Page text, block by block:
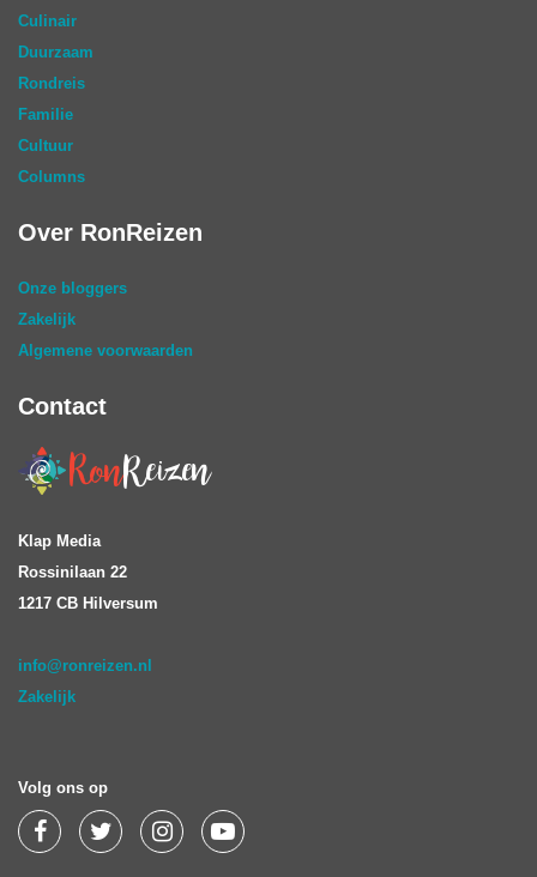
Culinair
Duurzaam
Rondreis
Familie
Cultuur
Columns
Over RonReizen
Onze bloggers
Zakelijk
Algemene voorwaarden
Contact
Klap Media
Rossinilaan 22
1217 CB Hilversum
info@ronreizen.nl
Zakelijk
Volg ons op